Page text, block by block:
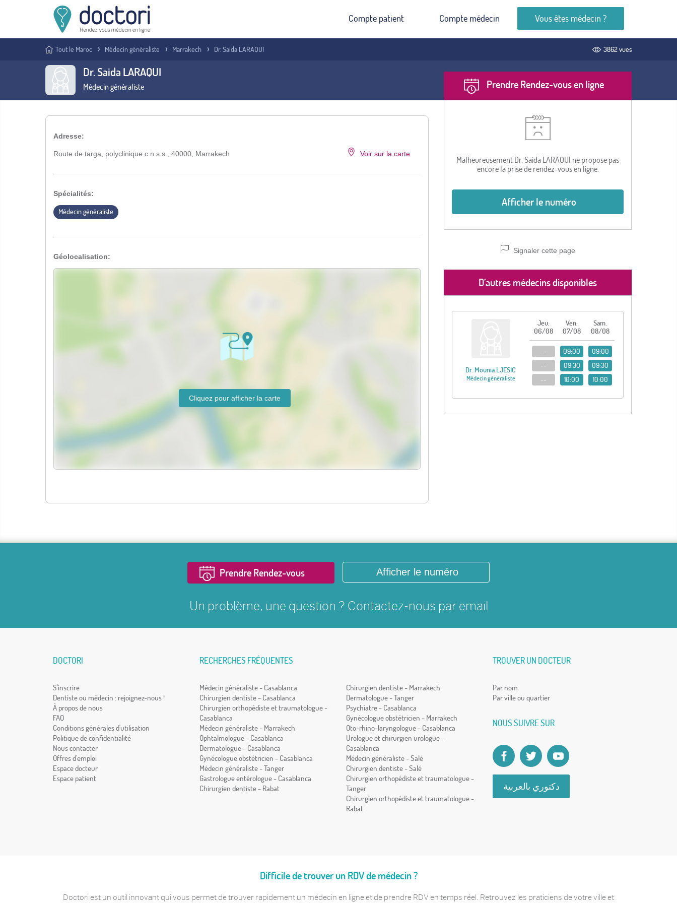
Compte patient Compte médecin Vous êtes médecin ?
Tout le Maroc Médecin généraliste Marrakech Dr. Saida LARAQUI 3862 vues
Dr. Saida LARAQUI
Médecin généraliste Prendre Rendez-vous en ligne
Malheureusement Dr. Saida LARAQUI ne propose pas
encore la prise de rendez-vous en ligne.
Afficher le numéro
Signaler cette page
D’autres médecins disponibles
Dr. Mounia LJESIC
Médecin généraliste
Jeu.
06/08
Ven.
07/08
Sam.
08/08
--
--
--
09:00
09:30
10:00
09:00
09:30
10:00
Adresse:
Route de targa, polyclinique c.n.s.s., 40000, Marrakech Voir sur la carte
Spécialités:
Médecin généraliste
Géolocalisation:
Prendre Rendez-vous Afficher le numéro
Un problème, une question ? Contactez-nous par email
DOCTORI
S'inscrire
Dentiste ou médecin : rejoignez-nous !
À propos de nous
FAQ
Conditions générales d'utilisation
Politique de confidentialité
Nous contacter
Offres d'emploi
Espace docteur
Espace patient
RECHERCHES FRÉQUENTES
Médecin généraliste - Casablanca
Chirurgien dentiste - Casablanca
Chirurgien orthopédiste et traumatologue -
Casablanca
Médecin généraliste - Marrakech
Ophtalmologue - Casablanca
Dermatologue - Casablanca
Gynécologue obstétricien - Casablanca
Médecin généraliste - Tanger
Gastrologue entérologue - Casablanca
Chirurgien dentiste - Rabat
Chirurgien dentiste - Marrakech
Dermatologue - Tanger
Psychiatre - Casablanca
Gynécologue obstétricien - Marrakech
Oto-rhino-laryngologue - Casablanca
Urologue et chirurgien urologue -
Casablanca
Médecin généraliste - Salé
Chirurgien dentiste - Salé
Chirurgien orthopédiste et traumatologue -
Tanger
Chirurgien orthopédiste et traumatologue -
Rabat
TROUVER UN DOCTEUR
Par nom
Par ville ou quartier
NOUS SUIVRE SUR
دكتوري بالعربية
Difficile de trouver un RDV de médecin ?
Doctori est un outil innovant qui vous permet de trouver rapidement un médecin en ligne et de prendre RDV en temps réel. Retrouvez les praticiens de votre ville et